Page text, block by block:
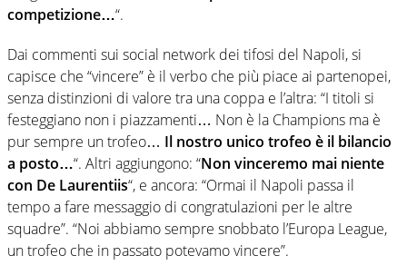
competizione…“.
Dai commenti sui social network dei tifosi del Napoli, si
capisce che “vincere” è il verbo che più piace ai partenopei,
senza distinzioni di valore tra una coppa e l’altra: “I titoli si
festeggiano non i piazzamenti… Non è la Champions ma è
pur sempre un trofeo… Il nostro unico trofeo è il bilancio
a posto…“. Altri aggiungono: “Non vinceremo mai niente
con De Laurentiis“, e ancora: “Ormai il Napoli passa il
tempo a fare messaggio di congratulazioni per le altre
squadre”. “Noi abbiamo sempre snobbato l’Europa League,
un trofeo che in passato potevamo vincere”.